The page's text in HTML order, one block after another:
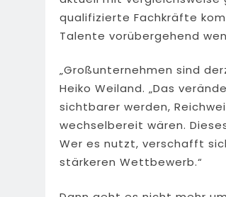
qualifizierte Fachkräfte
Talente vorübergehend
„Großunternehmen sind
Heiko Weiland. „Das
sichtbarer werden,
wechselbereit wären.
Wer es nutzt, verschafft
stärkeren Wettbewerb.“